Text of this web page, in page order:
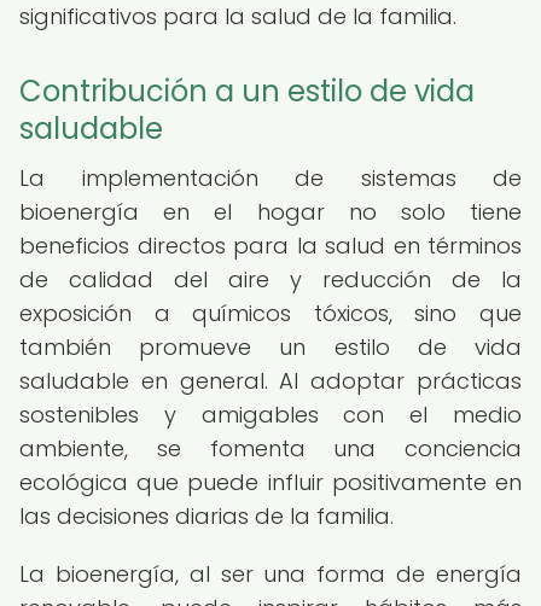
significativos para la salud de la familia.
Contribución a un estilo de vida
saludable
La implementación de sistemas de
bioenergía en el hogar no solo tiene
beneficios directos para la salud en términos
de calidad del aire y reducción de la
exposición a químicos tóxicos, sino que
también promueve un estilo de vida
saludable en general. Al adoptar prácticas
sostenibles y amigables con el medio
ambiente, se fomenta una conciencia
ecológica que puede influir positivamente en
las decisiones diarias de la familia.
La bioenergía, al ser una forma de energía